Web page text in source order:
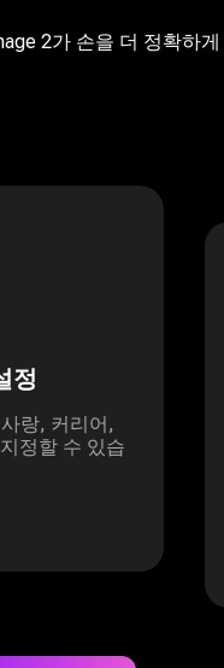
2가 손을 더 정확하
정
랑, 커리어,
정할 수 있습